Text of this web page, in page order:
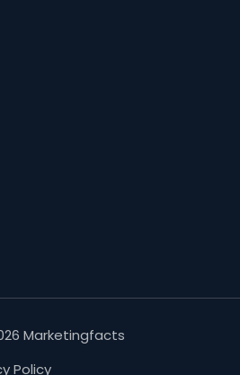
Marketingfacts
Policy